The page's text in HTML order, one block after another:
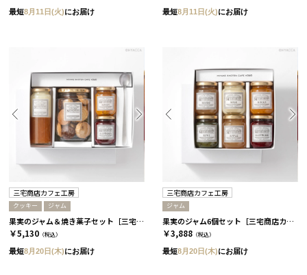
最短8月11日(火)にお届け 最短8月11日(火)にお届け
三宅商店カフェ工房
クッキー ジャム
果実のジャム＆焼き菓子セット［三宅商店カフェ工房］
￥5,130 （税込）
最短8月20日(木)にお届け
三宅商店カフェ工房
ジャム
果実のジャム6個セット［三宅商店カフェ工房］
￥3,888 （税込）
最短8月20日(木)にお届け